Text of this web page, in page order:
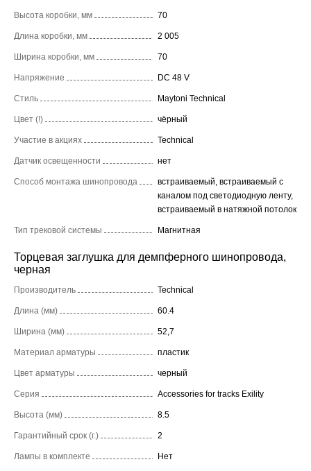
Высота коробки, мм 70
Длина коробки, мм 2 005
Ширина коробки, мм 70
Напряжение DC 48 V
Стиль Maytoni Technical
Цвет (!) чёрный
Участие в акциях Technical
Датчик освещенности нет
Способ монтажа шинопровода
встраиваемый, встраиваемый с
каналом под светодиодную ленту,
встраиваемый в натяжной потолок
Тип трековой системы Магнитная
Торцевая заглушка для демпферного шинопровода,
черная
Производитель Technical
Длина (мм) 60.4
Ширина (мм) 52,7
Материал арматуры пластик
Цвет арматуры черный
Серия Accessories for tracks Exility
Высота (мм) 8.5
Гарантийный срок (г.) 2
Лампы в комплекте Нет